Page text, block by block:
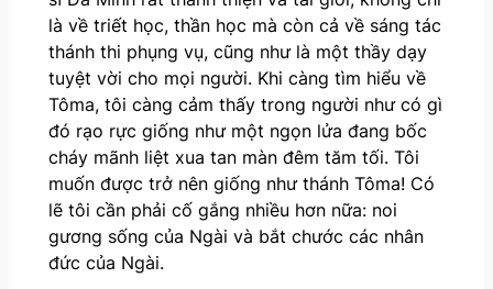
là về triết học, thần học mà còn cả về sáng tác
thánh thi phụng vụ, cũng như là một thầy dạy
tuyệt vời cho mọi người. Khi càng tìm hiểu về
Tôma, tôi càng cảm thấy trong người như có gì
đó rạo rực giống như một ngọn lửa đang bốc
cháy mãnh liệt xua tan màn đêm tăm tối. Tôi
muốn được trở nên giống như thánh Tôma! Có
lẽ tôi cần phải cố gắng nhiều hơn nữa: noi
gương sống của Ngài và bắt chước các nhân
đức của Ngài.